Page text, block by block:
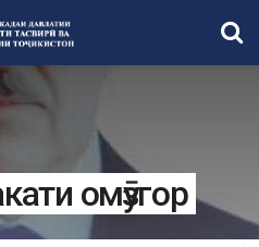
омӯзгор